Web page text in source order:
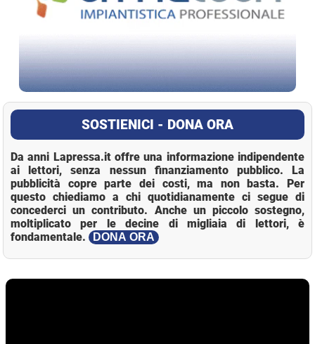
SOSTIENICI - DONA ORA
Da anni Lapressa.it offre una informazione indipendente
ai lettori, senza nessun finanziamento pubblico. La
pubblicità copre parte dei costi, ma non basta. Per
questo chiediamo a chi quotidianamente ci segue di
concederci un contributo. Anche un piccolo sostegno,
moltiplicato per le decine di migliaia di lettori, è
fondamentale.
DONA ORA